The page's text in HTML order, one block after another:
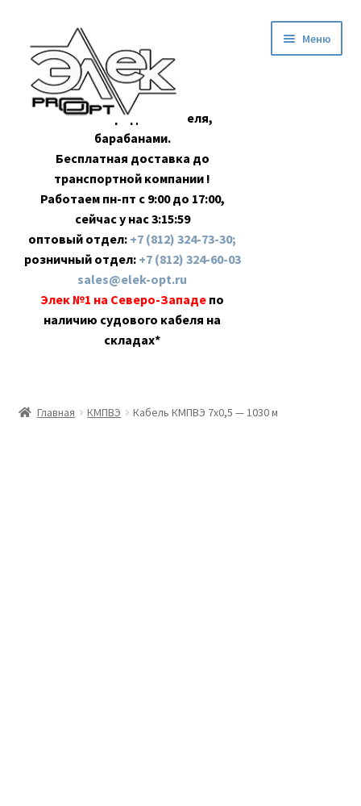
навигации
содержимому
Оптовая продажа кабеля,
барабанами.
Бесплатная доставка до
транспортной компании !
Работаем пн-пт с 9:00 до 17:00,
сейчас у нас3:15:59
оптовый отдел: +7 (812) 324-73-30;
розничный отдел: +7 (812) 324-60-03
sales@elek-opt.ru
Элек №1 на Северо-Западе по
наличию судового кабеля на
складах*
Меню
Главная КМПВЭ Кабель КМПВЭ 7х0,5 — 1030 м